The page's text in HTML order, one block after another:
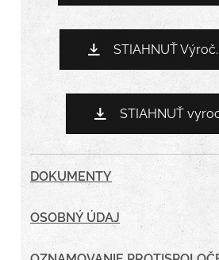
STIAHNUŤ
STIAHNUŤ
DOKUMENTY
OSOBNÝ ÚDAJ